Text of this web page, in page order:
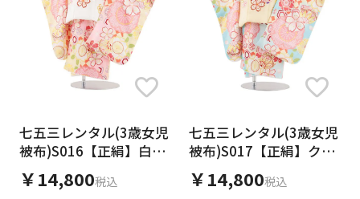
七五三レンタル(3歳女児
被布)S016【正絹】白地
ねじり梅×クリームイエ
ロー桜鞠
￥14,800税込
七五三レンタル(3歳女児
被布)S017【正絹】クリ
ームイエローねじり梅×
水色桜鞠
￥14,800税込